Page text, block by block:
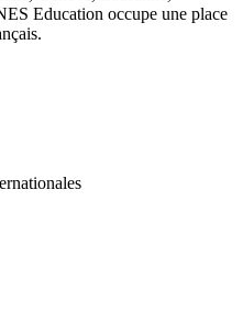
Education occupe une place